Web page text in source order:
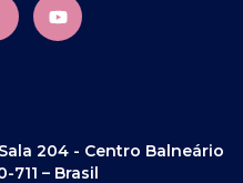
204 - Centro Balneário
711 – Brasil